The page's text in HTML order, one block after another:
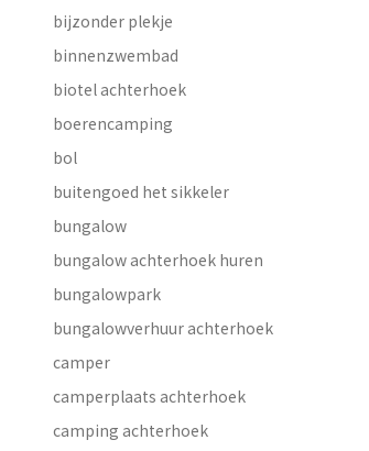
bijzonder plekje
binnenzwembad
biotel achterhoek
boerencamping
bol
buitengoed het sikkeler
bungalow
bungalow achterhoek huren
bungalowpark
bungalowverhuur achterhoek
camper
camperplaats achterhoek
camping achterhoek